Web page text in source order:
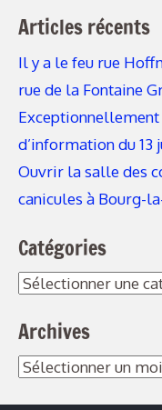
Articles récents
Il y a le feu rue
rue de la Fontaine
d’information du 13
Ouvrir la salle des
canicules à Bourg-
Catégories
Catégories
Archives
Archives